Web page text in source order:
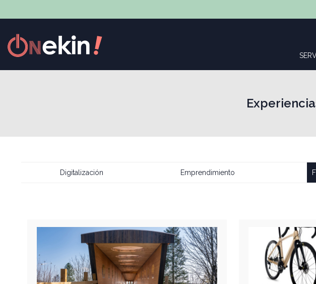
Digitalización Emprendimiento